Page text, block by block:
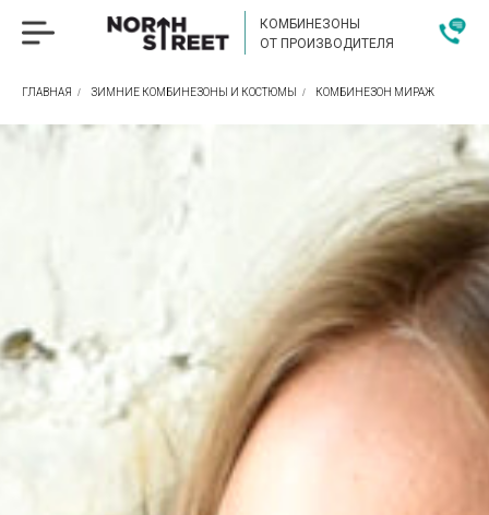
КОМБИНЕЗОНЫ
ОТ ПРОИЗВОДИТЕЛЯ
ГЛАВНАЯ / ЗИМНИЕ КОМБИНЕЗОНЫ И КОСТЮМЫ / КОМБИНЕЗОН МИРАЖ